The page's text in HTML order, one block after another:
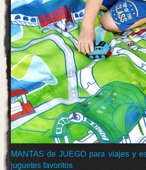
MANTAS de JUEGO para viajes y
juguetes favoritos